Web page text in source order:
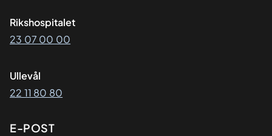
Rikshospitalet
23 07 00 00
Ullevål
22 11 80 80
E-POST